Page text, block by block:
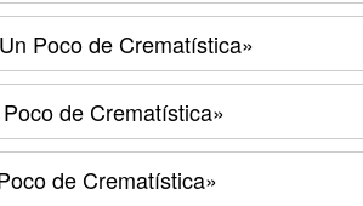
Poco de Crematística»
de Crematística»
de Crematística»